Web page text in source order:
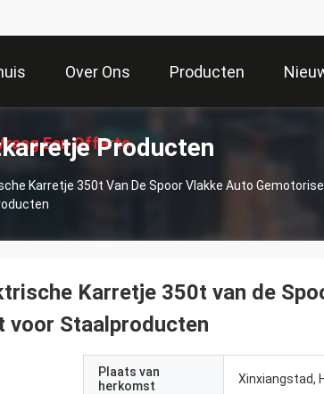
Over Ons Producten
Een OfferteProducten
Karretje 350t Van De Spoor Vlakke Auto
Karretje 350t van de
voor Staalproducten
Plaats van
herkomst
Xinxiangstad,